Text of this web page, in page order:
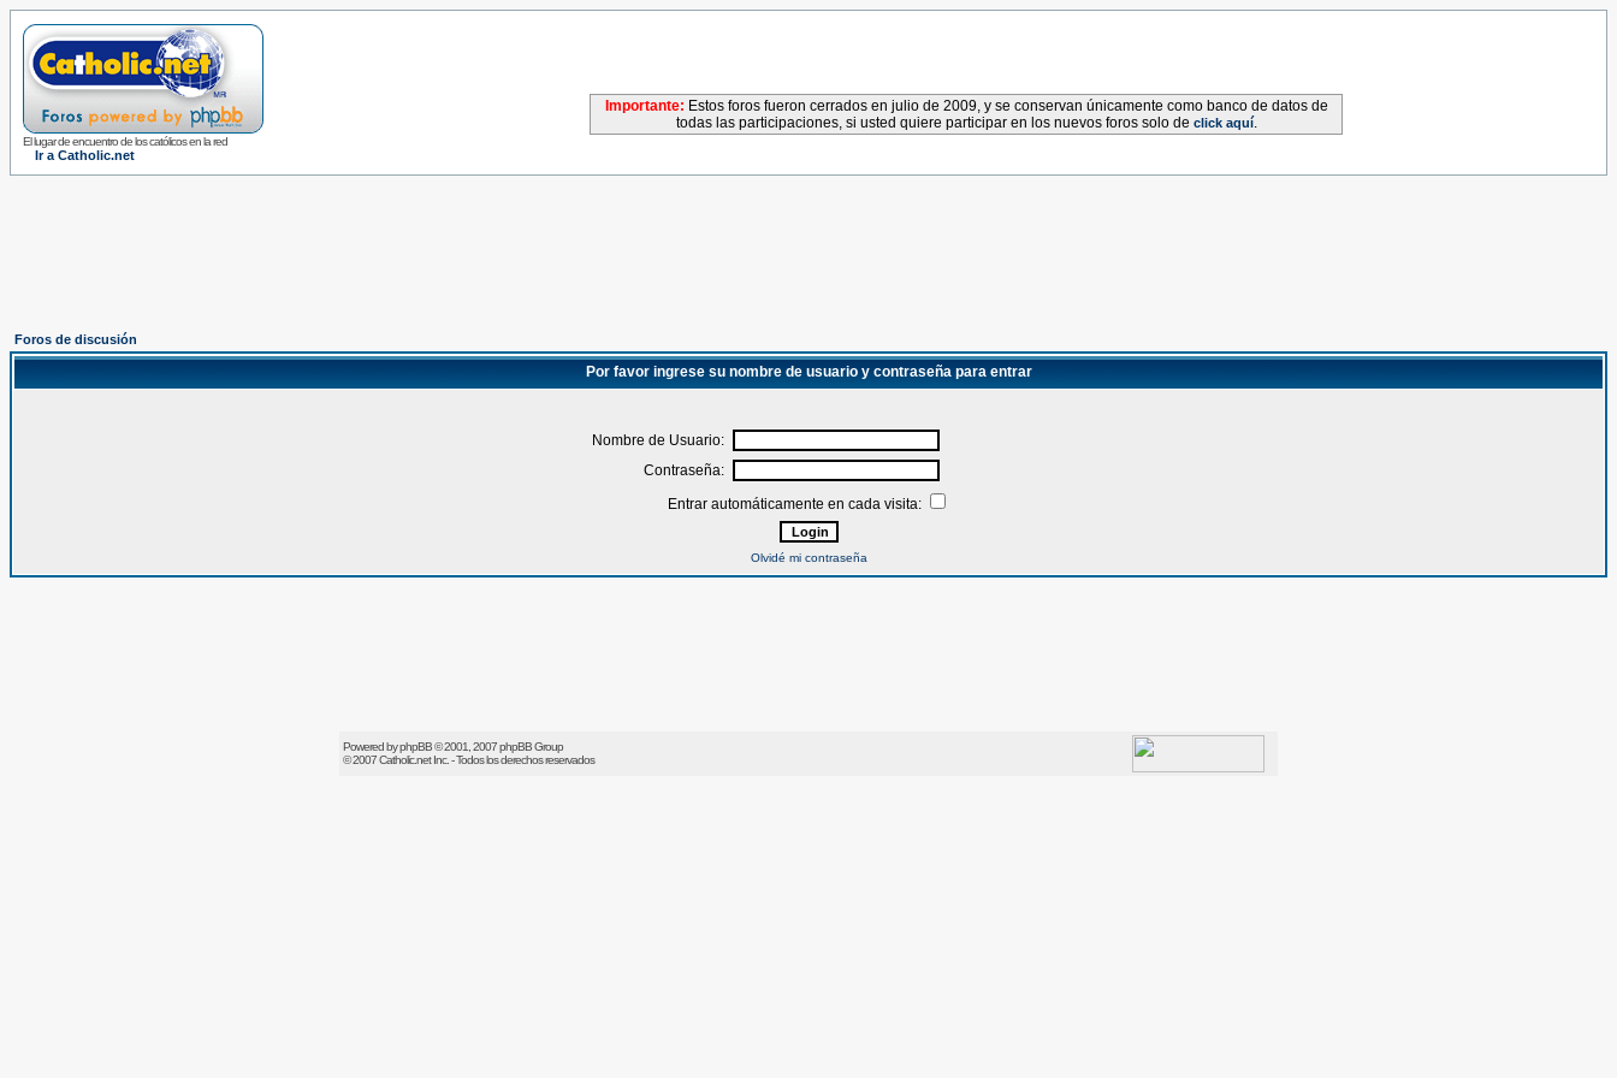
El lugar de encuentro de los católicos en la red
Ir a Catholic.net
Importante: Estos foros fueron cerrados en julio de 2009, y se conservan únicamente como banco de datos de
todas las participaciones, si usted quiere participar en los nuevos foros solo de click aquí.
Foros de discusión
Por favor ingrese su nombre de usuario y contraseña para entrar
Nombre de Usuario:
Contraseña:
Entrar automáticamente en cada visita:
Olvidé mi contraseña
Powered byphpBB© 2001, 2007 phpBB Group
© 2007Catholic.netInc. - Todos los derechos reservados